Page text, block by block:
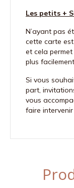
Les petits +
N’ayant pas
cette carte
et cela
plus
Si vous
part,
vous
faire